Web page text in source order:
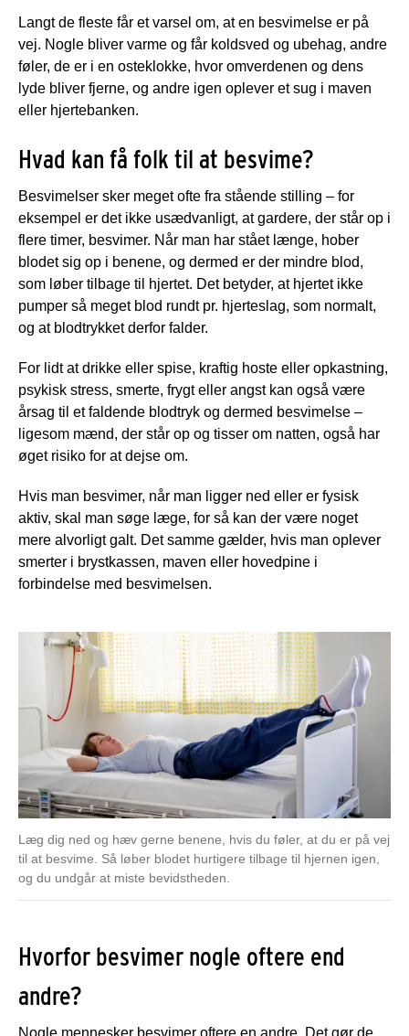
Langt de fleste får et varsel om, at en besvimelse er på
vej. Nogle bliver varme og får koldsved og ubehag, andre
føler, de er i en osteklokke, hvor omverdenen og dens
lyde bliver fjerne, og andre igen oplever et sug i maven
eller hjertebanken.
Hvad kan få folk til at besvime?
Besvimelser sker meget ofte fra stående stilling – for
eksempel er det ikke usædvanligt, at gardere, der står op i
flere timer, besvimer. Når man har stået længe, hober
blodet sig op i benene, og dermed er der mindre blod,
som løber tilbage til hjertet. Det betyder, at hjertet ikke
pumper så meget blod rundt pr. hjerteslag, som normalt,
og at blodtrykket derfor falder.
For lidt at drikke eller spise, kraftig hoste eller opkastning,
psykisk stress, smerte, frygt eller angst kan også være
årsag til et faldende blodtryk og dermed besvimelse –
ligesom mænd, der står op og tisser om natten, også har
øget risiko for at dejse om.
Hvis man besvimer, når man ligger ned eller er fysisk
aktiv, skal man søge læge, for så kan der være noget
mere alvorligt galt. Det samme gælder, hvis man oplever
smerter i brystkassen, maven eller hovedpine i
forbindelse med besvimelsen.
Læg dig ned og hæv gerne benene, hvis du føler, at du er på vej
til at besvime. Så løber blodet hurtigere tilbage til hjernen igen,
og du undgår at miste bevidstheden.
Hvorfor besvimer nogle oftere end
andre?
Nogle mennesker besvimer oftere en andre. Det gør de,